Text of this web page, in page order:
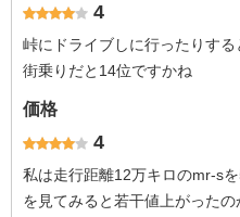
4
峠にドライブしに行ったりする
街乗りだと14位ですかね
価格
4
私は走行距離12万キロのmr-s
を見てみると若干値上がった